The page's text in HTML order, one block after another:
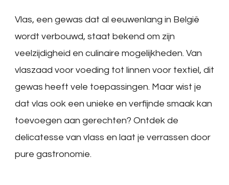
Vlas, een gewas dat al eeuwenlang in België
wordt verbouwd, staat bekend om zijn
veelzijdigheid en culinaire mogelijkheden. Van
vlaszaad voor voeding tot linnen voor textiel, dit
gewas heeft vele toepassingen. Maar wist je
dat vlas ook een unieke en verfijnde smaak kan
toevoegen aan gerechten? Ontdek de
delicatesse van vlass en laat je verrassen door
pure gastronomie.